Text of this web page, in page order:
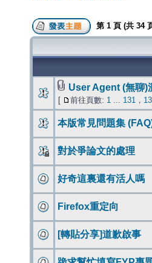
第 1 頁 (共 34
User Agent (無聊)
[ 前往頁數: 1 ... 131 ，
本版常見問題集
對於爭論文的處理
好奇這裏還有活人嗎
Firefox重定向
[轉貼分享]道歉啟事